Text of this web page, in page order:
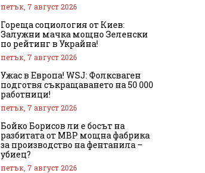
петък, 7 август 2026
Гореща социология от Киев:
Залужни мачка мощно Зеленски
по рейтинг в Украйна!
петък, 7 август 2026
Ужас в Европа! WSJ: Фолксваген
подготвя съкращаването на 50 000
работници!
петък, 7 август 2026
Бойко Борисов ли е босът на
разбитата от МВР мощна фабрика
за производство на фентанила –
убиец?
петък, 7 август 2026